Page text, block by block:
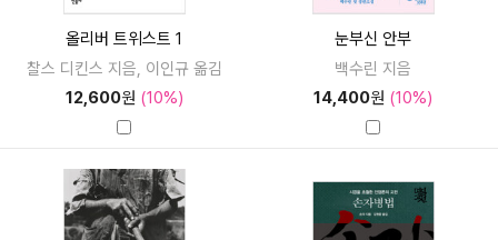
올리버 트위스트 1
찰스 디킨스 지음, 이인규 옮김
12,600원 (10%)
눈부신 안부
백수린 지음
14,400원 (10%)